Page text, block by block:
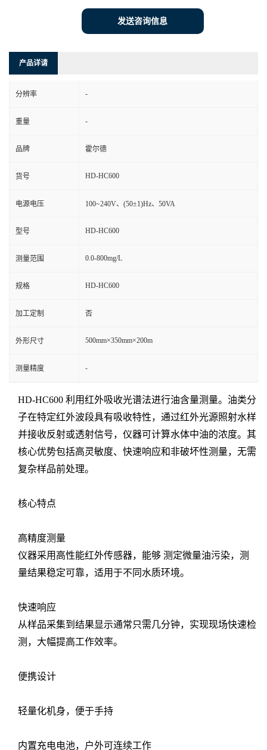
发送咨询信息
产品详请
分辨率 -
重量 -
品牌 霍尔德
货号 HD-HC600
电源电压 100~240V、(50±1)Hz、50VA
型号 HD-HC600
测量范围 0.0-800mg/L
规格 HD-HC600
加工定制 否
外形尺寸 500mm×350mm×200m
测量精度 -
HD-HC600 利用红外吸收光谱法进行油含量测量。油类分
子在特定红外波段具有吸收特性，通过红外光源照射水样
并接收反射或透射信号，仪器可计算水体中油的浓度。其
核心优势包括高灵敏度、快速响应和非破坏性测量，无需
复杂样品前处理。
核心特点
高精度测量
仪器采用高性能红外传感器，能够 测定微量油污染，测
量结果稳定可靠，适用于不同水质环境。
快速响应
从样品采集到结果显示通常只需几分钟，实现现场快速检
测，大幅提高工作效率。
便携设计
轻量化机身，便于手持
内置充电电池，户外可连续工作